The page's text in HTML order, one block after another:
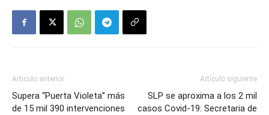
Artículo anterior
Supera “Puerta Violeta” más
de 15 mil 390 intervenciones
Artículo siguiente
SLP se aproxima a los 2 mil
casos Covid-19: Secretaria de